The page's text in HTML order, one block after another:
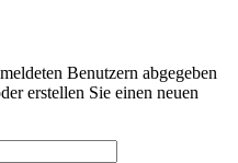
Benutzern abgegeben
erstellen Sie einen neuen